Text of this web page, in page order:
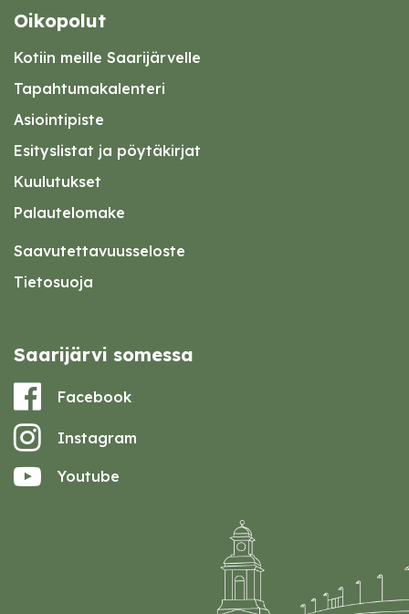
Oikopolut
Kotiin meille Saarijärvelle
Tapahtumakalenteri
Asiointipiste
Esityslistat ja pöytäkirjat
Kuulutukset
Palautelomake
Saavutettavuusseloste
Tietosuoja
Saarijärvi somessa
Facebook
Instagram
Youtube